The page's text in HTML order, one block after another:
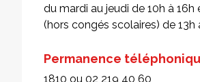
du mardi au jeudi de 10h à 16h
(hors congés scolaires) de 13h
Permanence
1810 ou 02 219 40 60